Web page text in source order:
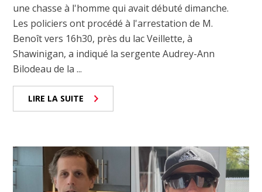
une chasse à l'homme qui avait débuté dimanche.
Les policiers ont procédé à l'arrestation de M.
Benoît vers 16h30, près du lac Veillette, à
Shawinigan, a indiqué la sergente Audrey-Ann
Bilodeau de la ...
LIRE LA SUITE